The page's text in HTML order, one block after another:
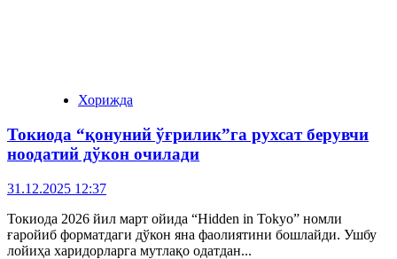
Хорижда
Токиода “қонуний ўғрилик”га рухсат берувчи
ноодатий дўкон очилади
31.12.2025 12:37
Токиода 2026 йил март ойида “Hidden in Tokyo” номли
ғаройиб форматдаги дўкон яна фаолиятини бошлайди. Ушбу
лойиҳа харидорларга мутлақо одатдан...